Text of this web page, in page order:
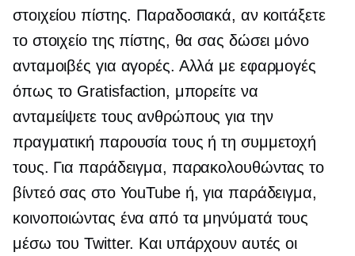
στοιχείου πίστης. Παραδοσιακά, αν κοιτάξετε
το στοιχείο της πίστης, θα σας δώσει μόνο
ανταμοιβές για αγορές. Αλλά με εφαρμογές
όπως το Gratisfaction, μπορείτε να
ανταμείψετε τους ανθρώπους για την
πραγματική παρουσία τους ή τη συμμετοχή
τους. Για παράδειγμα, παρακολουθώντας το
βίντεό σας στο YouTube ή, για παράδειγμα,
κοινοποιώντας ένα από τα μηνύματά τους
μέσω του Twitter. Και υπάρχουν αυτές οι